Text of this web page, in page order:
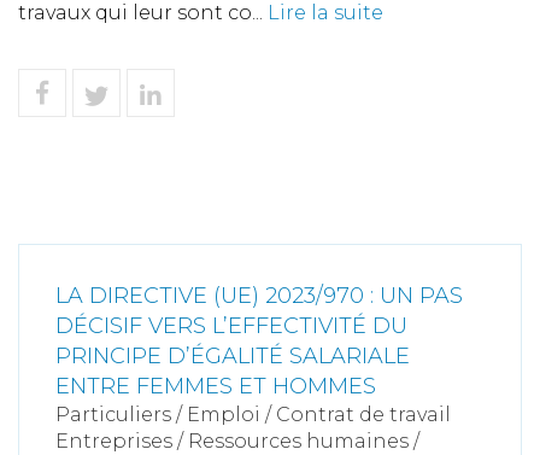
travaux qui leur sont co... Lire la suite
LA DIRECTIVE (UE) 2023/970 : UN PAS
DÉCISIF VERS L’EFFECTIVITÉ DU
PRINCIPE D’ÉGALITÉ SALARIALE
ENTRE FEMMES ET HOMMES
Particuliers / Emploi / Contrat de travail
Entreprises / Ressources humaines /